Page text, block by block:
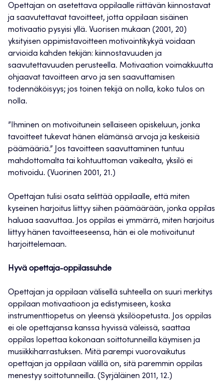
Opettajan on asetettava oppilaalle riittävän kiinnostavat
ja saavutettavat tavoitteet, jotta oppilaan sisäinen
motivaatio pysyisi yllä. Vuorisen mukaan (2001, 20)
yksityisen oppimistavoitteen motivointikykyä voidaan
arvioida kahden tekijän: kiinnostavuuden ja
saavutettavuuden perusteella. Motivaation voimakkuutta
ohjaavat tavoitteen arvo ja sen saavuttamisen
todennäköisyys; jos toinen tekijä on nolla, koko tulos on
nolla.
”Ihminen on motivoitunein sellaiseen opiskeluun, jonka
tavoitteet tukevat hänen elämänsä arvoja ja keskeisiä
päämääriä.” Jos tavoitteen saavuttaminen tuntuu
mahdottomalta tai kohtuuttoman vaikealta, yksilö ei
motivoidu. (Vuorinen 2001, 21.)
Opettajan tulisi osata selittää oppilaalle, että miten
kyseinen harjoitus liittyy siihen päämäärään, jonka oppilas
haluaa saavuttaa. Jos oppilas ei ymmärrä, miten harjoitus
liittyy hänen tavoitteeseensa, hän ei ole motivoitunut
harjoittelemaan.
Hyvä opettaja-oppilassuhde
Opettajan ja oppilaan välisellä suhteella on suuri merkitys
oppilaan motivaatioon ja edistymiseen, koska
instrumenttiopetus on yleensä yksilöopetusta. Jos oppilas
ei ole opettajansa kanssa hyvissä väleissä, saattaa
oppilas lopettaa kokonaan soittotunneilla käymisen ja
musiikkiharrastuksen. Mitä parempi vuorovaikutus
opettajan ja oppilaan välillä on, sitä paremmin oppilas
menestyy soittotunneilla. (Syrjäläinen 2011, 12.)